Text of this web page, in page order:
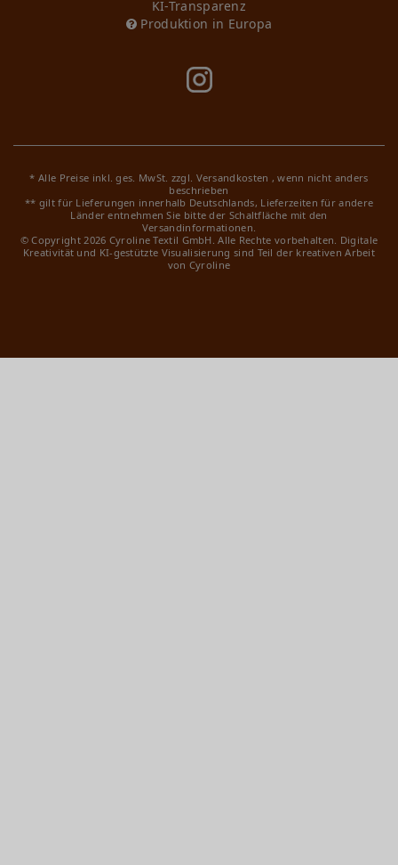
KI-Transparenz
Produktion in Europa
* Alle Preise inkl. ges. MwSt. zzgl. Versandkosten , wenn nicht anders
beschrieben
** gilt für Lieferungen innerhalb Deutschlands, Lieferzeiten für andere
Länder entnehmen Sie bitte der Schaltfläche mit den
Versandinformationen.
© Copyright 2026 Cyroline Textil GmbH. Alle Rechte vorbehalten. Digitale
Kreativität und KI-gestützte Visualisierung sind Teil der kreativen Arbeit
von Cyroline